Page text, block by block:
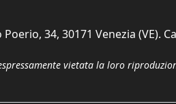
34, 30171 Venezia (VE).
vietata la loro